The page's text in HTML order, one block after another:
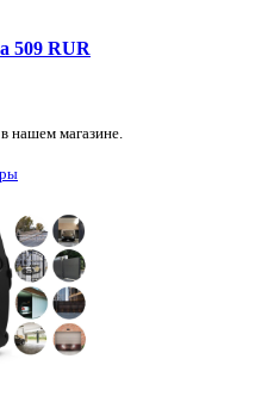
509 RUR
нашем магазине.